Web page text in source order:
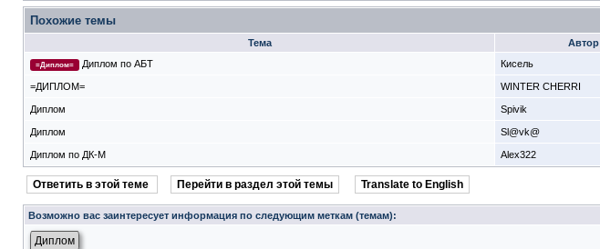
Похожие темы
Тема Автор
=Диплом= Диплом по АБТ Кисель
=ДИПЛОМ= WINTER CHERRI
Диплом Spivik
Диплом Sl@vk@
Диплом по ДК-М Alex322
Ответить в этой теме Перейти в раздел этой темы Translate to English
Возможно вас заинтересует информация по следующим меткам (темам):
Диплом